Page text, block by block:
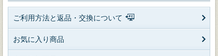
ご利用方法と返品・交換について
お気に入り商品